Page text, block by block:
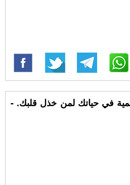
في حياتك لمن خذل قلبك. -